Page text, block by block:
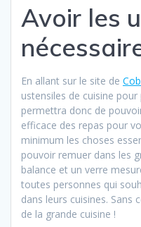
Avoir les
En allant sur le site de
ustensiles de cuisine
permettra donc de
efficace des repas pour
minimum les choses
pouvoir remuer dans les
balance et un verre
toutes personnes qui
dans leurs cuisines. Sans
de la grande cuisine !